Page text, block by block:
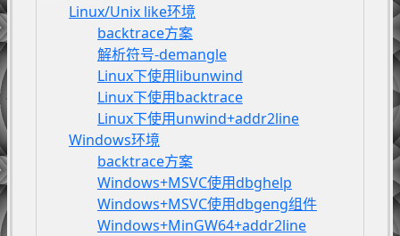
Linux/Unix like环境
backtrace方案
解析符号-demangle
Linux下使用libunwind
Linux下使用backtrace
Linux下使用unwind+addr2line
Windows环境
backtrace方案
Windows+MSVC使用dbghelp
Windows+MSVC使用dbgeng组件
Windows+MinGW64+addr2line